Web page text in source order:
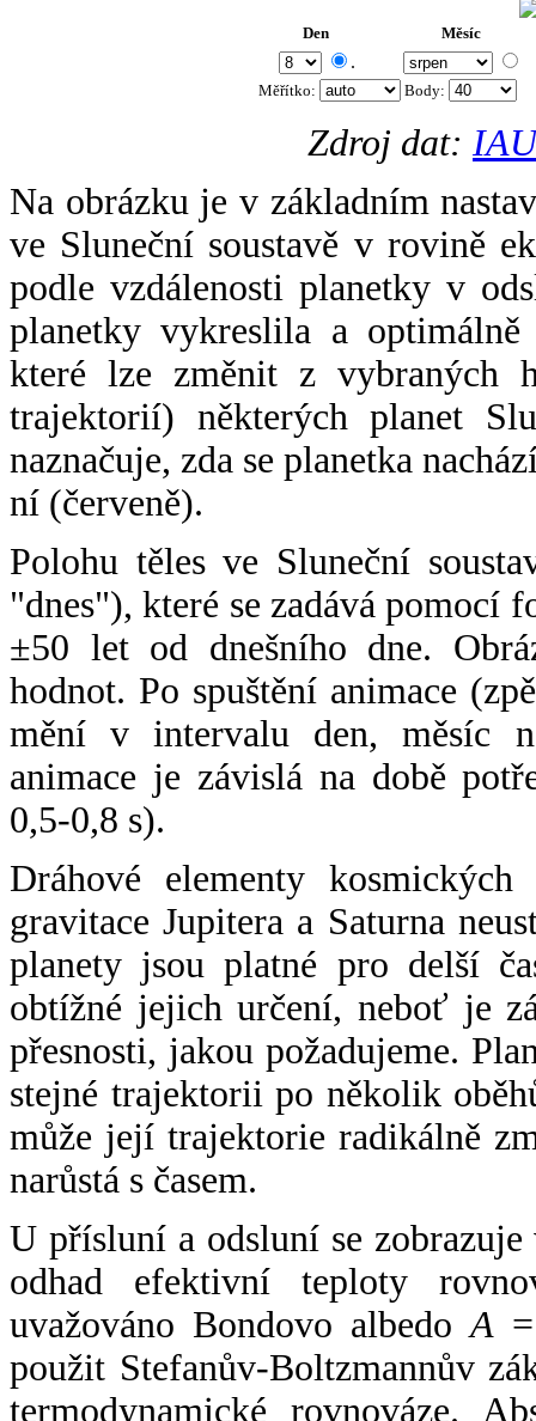
Den Měsíc
.
Měřítko: Body:
Zdroj dat:
Na obrázku je v základním
ve Sluneční soustavě v rovině
podle vzdálenosti planetky v
planetky vykreslila a
které lze změnit z vybraných
trajektorií) některých planet
naznačuje, zda se planetka
ní (červeně).
Polohu těles ve Sluneční
"dnes"), které se zadává pomocí
±50 let od dnešního dne.
hodnot. Po spuštění animace
mění v intervalu den, měsíc
animace je závislá na době
0,5-0,8 s).
Dráhové elementy
gravitace Jupitera a Saturna
planety jsou platné pro delší
obtížné jejich určení, neboť je
přesnosti, jakou požadujeme.
stejné trajektorii po několik
může její trajektorie radikálně
narůstá s časem.
U přísluní a odsluní se
odhad efektivní teploty
uvažováno Bondovo albedoA
použit Stefanův-Boltzmannův
termodynamické rovnováze.